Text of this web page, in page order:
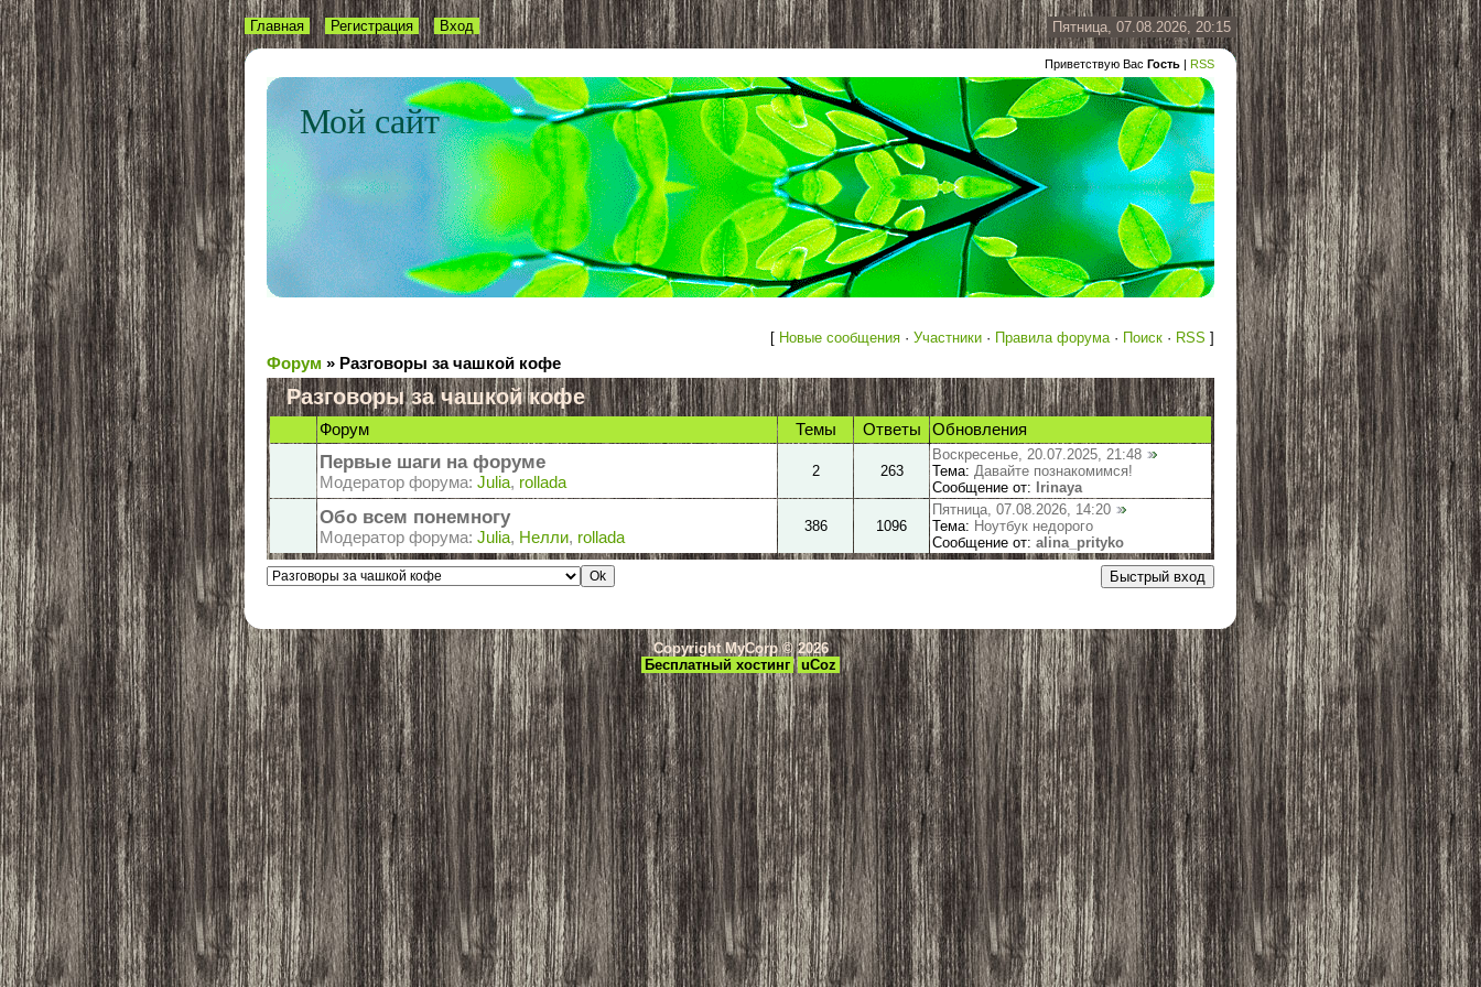
Пятница, 07.08.2026, 20:15
Приветствую Вас Гость | RSS
Мой сайт
Главная Регистрация Вход
[ Новые сообщения · Участники · Правила форума· Поиск · RSS ]
Форум » Разговоры за чашкой кофе
Разговоры за чашкой кофе
Форум Темы Ответы Обновления
Первые шаги на форуме
Модератор форума: Julia, rollada
2 263
Воскресенье, 20.07.2025, 21:48
Тема: Давайте познакомимся!
Сообщение от:
Irinaya
Обо всем понемногу
Модератор форума: Julia, Нелли, rollada
386 1096
Пятница, 07.08.2026, 14:20
Тема: Ноутбук недорого
Сообщение от: alina_prityko
Copyright MyCorp © 2026
Бесплатный хостинг
uCoz